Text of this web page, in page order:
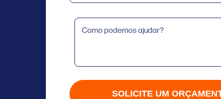
SOLICITE UM